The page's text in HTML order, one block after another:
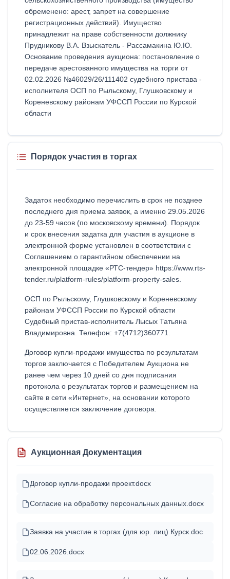
обременено: арест, запрет на совершение
регистрационных действий). Имущество
принадлежит на праве собственности должнику
Прудникову В.А. Взыскатель - Рассамакина Ю.Ю.
Основание проведения аукциона: постановление о
передаче арестованного имущества на торги от
02.02.2026 №46029/26/111402 судебного пристава -
исполнителя ОСП по Рыльскому, Глушковскому и
Кореневскому районам УФССП России по Курской
области
Порядок участия в торгах
Задаток необходимо перечислить в срок не позднее
последнего дня приема заявок, а именно 29.05.2026
до 23-59 часов (по московскому времени). Порядок
и срок внесения задатка для участия в аукционе в
электронной форме установлен в соответствии с
Соглашением о гарантийном обеспечении на
электронной площадке «РТС-тендер» https://www.rts-
tender.ru/platform-rules/platform-property-sales.
ОСП по Рыльскому, Глушковскому и Кореневскому
районам УФССП России по Курской области
Судебный пристав-исполнитель Лысых Татьяна
Владимировна. Телефон: +7(4712)360771.
Договор купли-продажи имущества по результатам
торгов заключается с Победителем Аукциона не
ранее чем через 10 дней со дня подписания
протокола о результатах торгов и размещением на
сайте в сети «Интернет», на основании которого
осуществляется заключение договора.
Аукционная Документация
Договор купли-продажи проект.docx
Согласие на обработку персональных данных.docx
Заявка на участие в торгах (для юр. лиц) Курск.doc
02.06.2026.docx